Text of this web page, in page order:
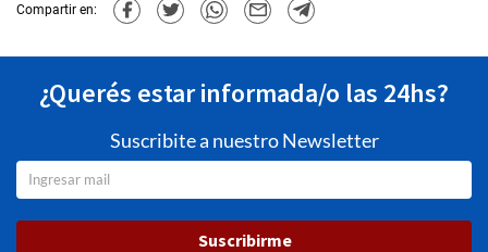
Compartir en:
¿Querés estar informada/o las 24hs?
Suscribite a nuestro Newsletter
Suscribirme